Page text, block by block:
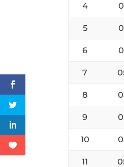
4
5
6
7
8
9
10
11